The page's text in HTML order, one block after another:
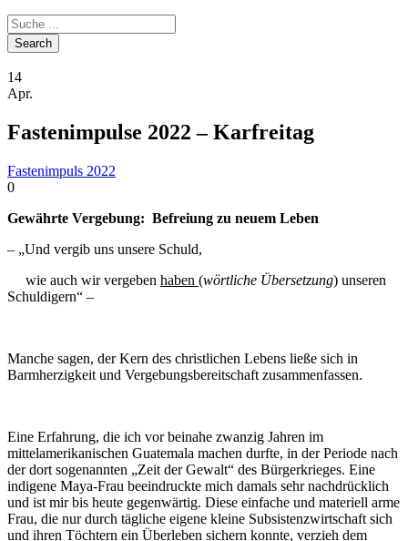
14
Apr.
Fastenimpulse 2022 – Karfreitag
Fastenimpuls 2022
0
Gewährte Vergebung: Befreiung zu neuem Leben
– „Und vergib uns unsere Schuld,
wie auch wir vergeben haben (wörtliche Übersetzung) unseren
Schuldigern“ –
Manche sagen, der Kern des christlichen Lebens ließe sich in
Barmherzigkeit und Vergebungsbereitschaft zusammenfassen.
Eine Erfahrung, die ich vor beinahe zwanzig Jahren im
mittelamerikanischen Guatemala machen durfte, in der Periode nach
der dort sogenannten „Zeit der Gewalt“ des Bürgerkrieges. Eine
indigene Maya-Frau beeindruckte mich damals sehr nachdrücklich
und ist mir bis heute gegenwärtig. Diese einfache und materiell arme
Frau, die nur durch tägliche eigene kleine Subsistenzwirtschaft sich
und ihren Töchtern ein Überleben sichern konnte, verzieh dem